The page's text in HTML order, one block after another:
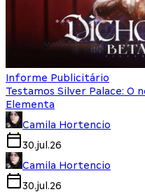
Informe Publicitário
Testamos Silver Palace: O
Elementa
Camila Hortencio
30.jul.26
Camila Hortencio
30.jul.26